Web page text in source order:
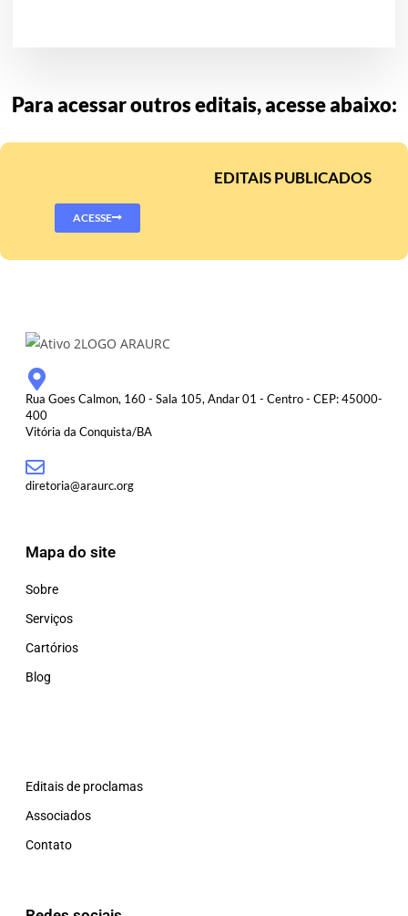
Para acessar outros editais, acesse abaixo:
EDITAIS PUBLICADOS
ACESSE
Rua Goes Calmon, 160 - Sala 105, Andar 01 - Centro - CEP: 45000-
400
Vitória da Conquista/BA
diretoria@araurc.org
Mapa do site
Sobre
Serviços
Cartórios
Blog
Editais de proclamas
Associados
Contato